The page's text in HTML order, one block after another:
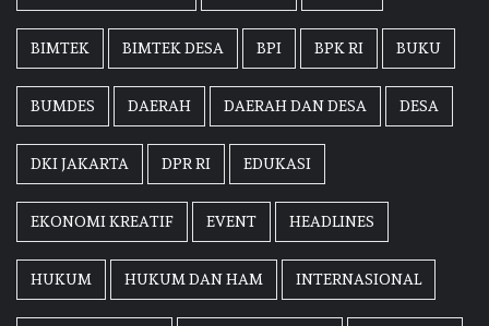
BIMTEK BIMTEK DESA BPI BPK RI BUKU
BUMDES DAERAH DAERAH DAN DESA DESA
DKI JAKARTA DPR RI EDUKASI
EKONOMI KREATIF EVENT HEADLINES
HUKUM HUKUM DAN HAM INTERNASIONAL